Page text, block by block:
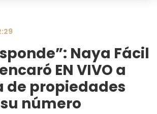
Naya Fácil
EN VIVO a
de propiedades
número